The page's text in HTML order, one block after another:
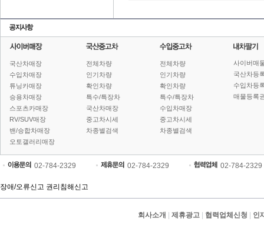
국산차매장
수입차매장
튜닝카매장
승용차매장
스포츠카매장
RV/SUV매장
밴/승합차매장
오토갤러리매장
전체차량
인기차량
확인차량
특수/특장차
국산차매장
중고차시세
차종별검색
전체차량
인기차량
확인차량
특수/특장차
수입차매장
중고차시세
차종별검색
사이버매
국산차등
수입차등
매물등록
02-784-2329 02-784-2329 02-784-2329
장애/오류신고 권리침해신고
회사소개 제휴광고 협력업체신청 인